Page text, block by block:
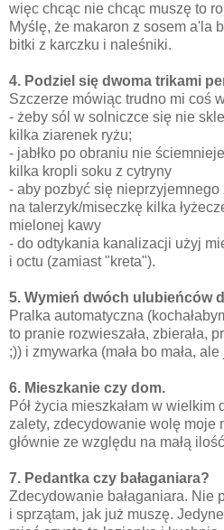
więc chcąc nie chcąc muszę to
Myślę, że makaron z sosem a'la
bitki z karczku i naleśniki.
4. Podziel się dwoma trikami
Szczerze mówiąc trudno mi coś
- żeby sól w solniczce się nie
kilka ziarenek ryżu;
- jabłko po obraniu nie
kilka kropli soku z cytryny
- aby pozbyć się
na talerzyk/miseczkę kilka
mielonej kawy
- do odtykania kanalizacji użyj
i octu (zamiast "kreta").
5. Wymień dwóch ulubieńców
Pralka automatyczna
to pranie rozwieszała, zbierała,
;)) i zmywarka (mała bo mała, ale
6. Mieszkanie czy dom.
Pół życia mieszkałam w
zalety, zdecydowanie wolę moje
głównie ze względu na małą
7. Pedantka czy bałaganiara?
Zdecydowanie bałaganiara. Nie
i sprzątam, jak już muszę.